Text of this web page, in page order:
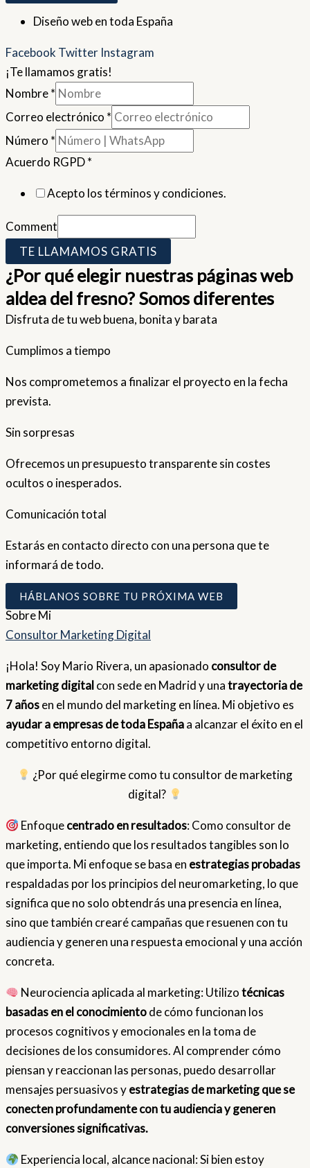
Diseño web en toda España
Facebook Twitter Instagram
¡Te llamamos gratis!
Nombre*
Correo electrónico *
Número *
Acuerdo RGPD*
Acepto los términos y condiciones.
Comment
TE LLAMAMOS GRATIS
¿Por qué elegir nuestras páginas web
aldea del fresno? Somos diferentes
Disfruta de tu web buena, bonita y barata
Cumplimos a tiempo
Nos comprometemos a finalizar el proyecto en la fecha
prevista.
Sin sorpresas
Ofrecemos un presupuesto transparente sin costes
ocultos o inesperados.
Comunicación total
Estarás en contacto directo con una persona que te
informará de todo.
HÁBLANOS SOBRE TU PRÓXIMA WEB
SobreMi
Consultor Marketing Digital
¡Hola! Soy Mario Rivera, un apasionado consultor de
marketing digital con sede en Madrid y unatrayectoria de
7 añosen el mundo del marketing en línea. Mi objetivo es
ayudar a empresas de toda Españaa alcanzar el éxito en el
competitivo entorno digital.
¿Por qué elegirme como tu consultor de marketing
digital?
Enfoquecentrado en resultados: Como consultor de
marketing, entiendo que los resultados tangibles son lo
que importa. Mi enfoque se basa en estrategias probadas
respaldadas por los principios del neuromarketing, lo que
significa que no solo obtendrás una presencia en línea,
sino que también crearé campañas que resuenen con tu
audiencia y generen una respuesta emocional y una acción
concreta.
Neurociencia aplicada al marketing: Utilizotécnicas
basadas en el conocimientode cómo funcionan los
procesos cognitivos y emocionales en la toma de
decisiones de los consumidores. Al comprender cómo
piensan y reaccionan las personas, puedo desarrollar
mensajes persuasivos yestrategias de marketing que se
conecten profundamente con tu audiencia y generen
conversiones significativas.
Experiencia local, alcance nacional: Si bien estoy